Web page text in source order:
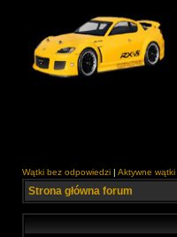
Wątki bez odpowiedzi | Aktywne wątki
Strona główna forum